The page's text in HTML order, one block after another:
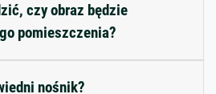
czy obraz będzie
pomieszczenia?
nośnik?